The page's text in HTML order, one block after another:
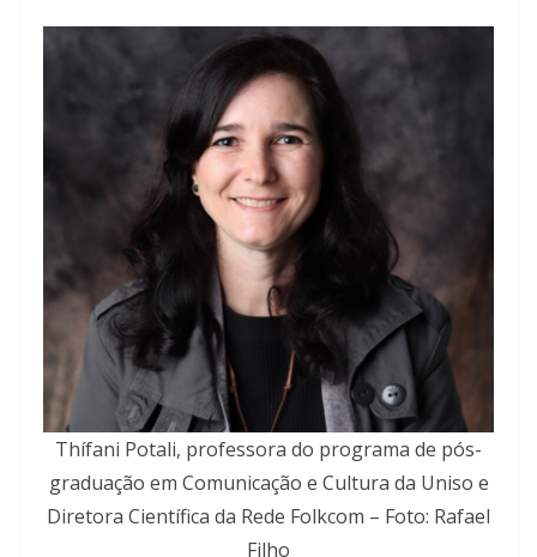
Thífani Potali, professora do programa de pós-
graduação em Comunicação e Cultura da Uniso e
Diretora Científica da Rede Folkcom – Foto: Rafael
Filho